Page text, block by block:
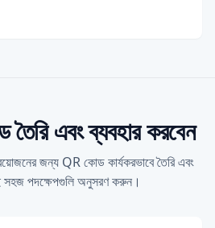
এবং ব্যবহার করবেন
জন্য QR কোড কার্যকরভাবে তৈরি এবং
সহজ পদক্ষেপগুলি অনুসরণ করুন।